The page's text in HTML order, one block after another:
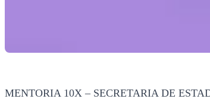
MENTORIA 10X – SECRETARIA DE